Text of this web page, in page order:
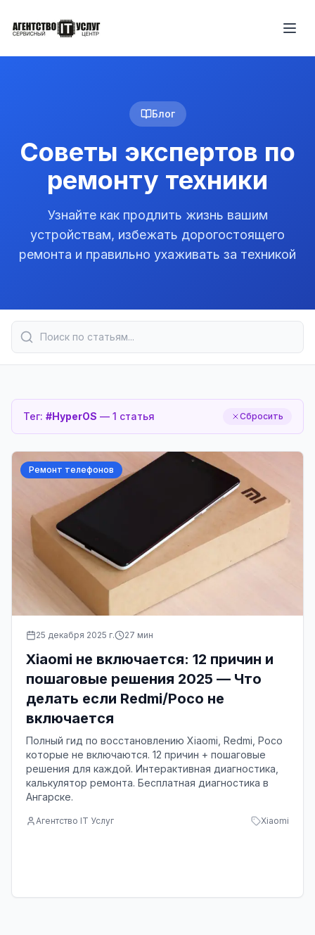
Блог
Советы экспертов по
ремонту техники
Узнайте как продлить жизнь вашим
устройствам, избежать дорогостоящего
ремонта и правильно ухаживать за техникой
Тег: #HyperOS — 1 статья Сбросить
Ремонт телефонов
25 декабря 2025 г. 27 мин
Xiaomi не включается: 12 причин и
пошаговые решения 2025 — Что
делать если Redmi/Poco не
включается
Полный гид по восстановлению Xiaomi, Redmi, Poco
которые не включаются. 12 причин + пошаговые
решения для каждой. Интерактивная диагностика,
калькулятор ремонта. Бесплатная диагностика в
Ангарске.
Агентство IT Услуг Xiaomi